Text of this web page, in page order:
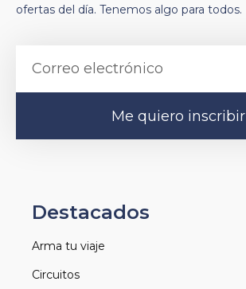
ofertas del día. Tenemos algo para todos.
Me quiero inscribir
Destacados
Arma tu viaje
Circuitos